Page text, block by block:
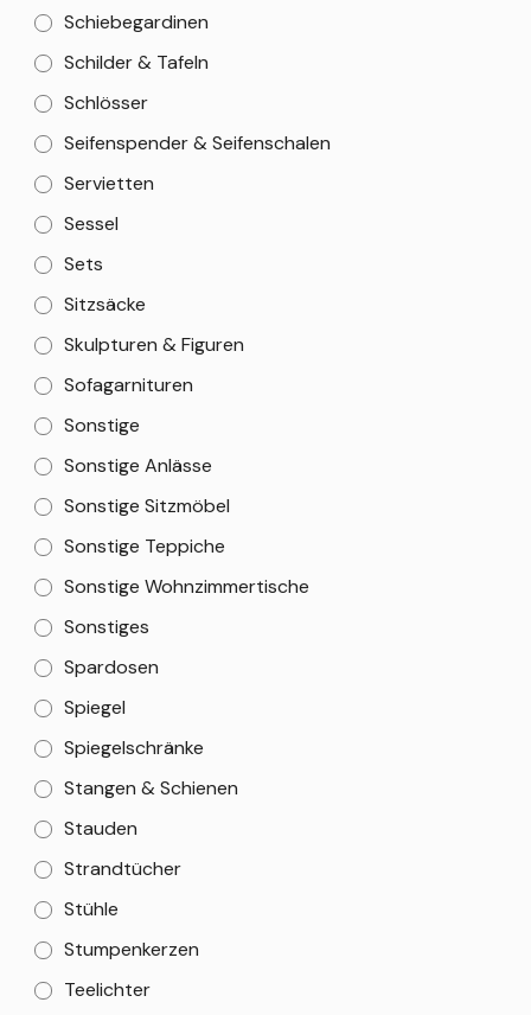
Schiebegardinen
Schilder & Tafeln
Schlösser
Seifenspender & Seifenschalen
Servietten
Sessel
Sets
Sitzsäcke
Skulpturen & Figuren
Sofagarnituren
Sonstige
Sonstige Anlässe
Sonstige Sitzmöbel
Sonstige Teppiche
Sonstige Wohnzimmertische
Sonstiges
Spardosen
Spiegel
Spiegelschränke
Stangen & Schienen
Stauden
Strandtücher
Stühle
Stumpenkerzen
Teelichter